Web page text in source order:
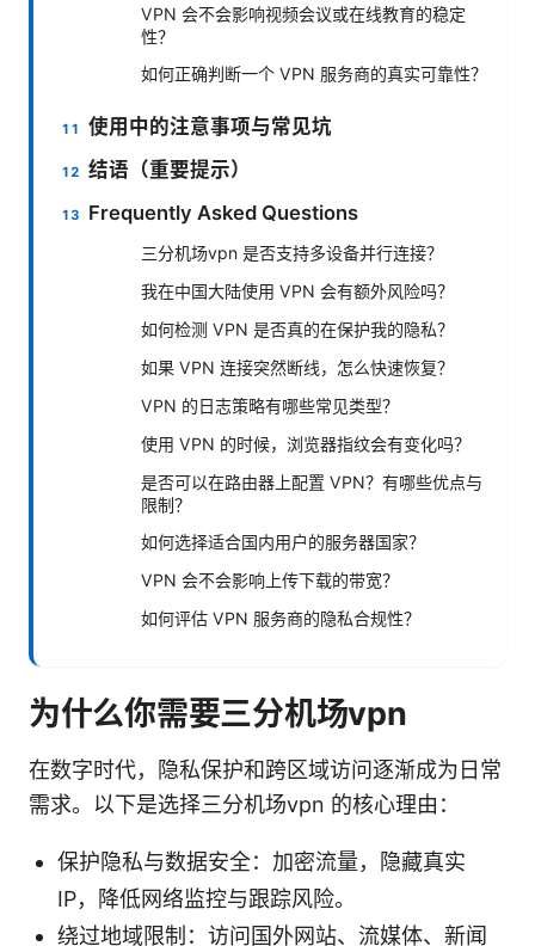
VPN 会不会影响视频会议或在线教育的稳定
性？
如何正确判断一个 VPN 服务商的真实可靠性？
使用中的注意事项与常见坑
结语（重要提示）
Frequently Asked Questions
三分机场vpn 是否支持多设备并行连接？
我在中国大陆使用 VPN 会有额外风险吗？
如何检测 VPN 是否真的在保护我的隐私？
如果 VPN 连接突然断线，怎么快速恢复？
VPN 的日志策略有哪些常见类型？
使用 VPN 的时候，浏览器指纹会有变化吗？
是否可以在路由器上配置 VPN？有哪些优点与
限制？
如何选择适合国内用户的服务器国家？
VPN 会不会影响上传下载的带宽？
如何评估 VPN 服务商的隐私合规性？
为什么你需要三分机场vpn
在数字时代，隐私保护和跨区域访问逐渐成为日常
需求。以下是选择三分机场vpn 的核心理由：
保护隐私与数据安全：加密流量，隐藏真实
IP，降低网络监控与跟踪风险。
绕过地域限制：访问国外网站、流媒体、新闻